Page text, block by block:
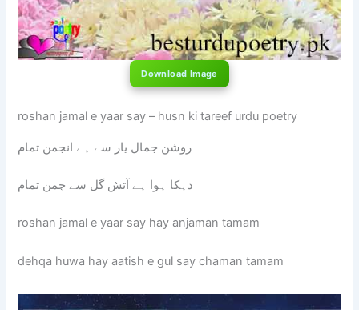
Download Image
roshan jamal e yaar say – husn ki tareef urdu poetry
روشن جمال یار سے ہے انجمن تمام
دہکا ہوا ہے آتش گل سے چمن تمام
roshan jamal e yaar say hay anjaman tamam
dehqa huwa hay aatish e gul say chaman tamam